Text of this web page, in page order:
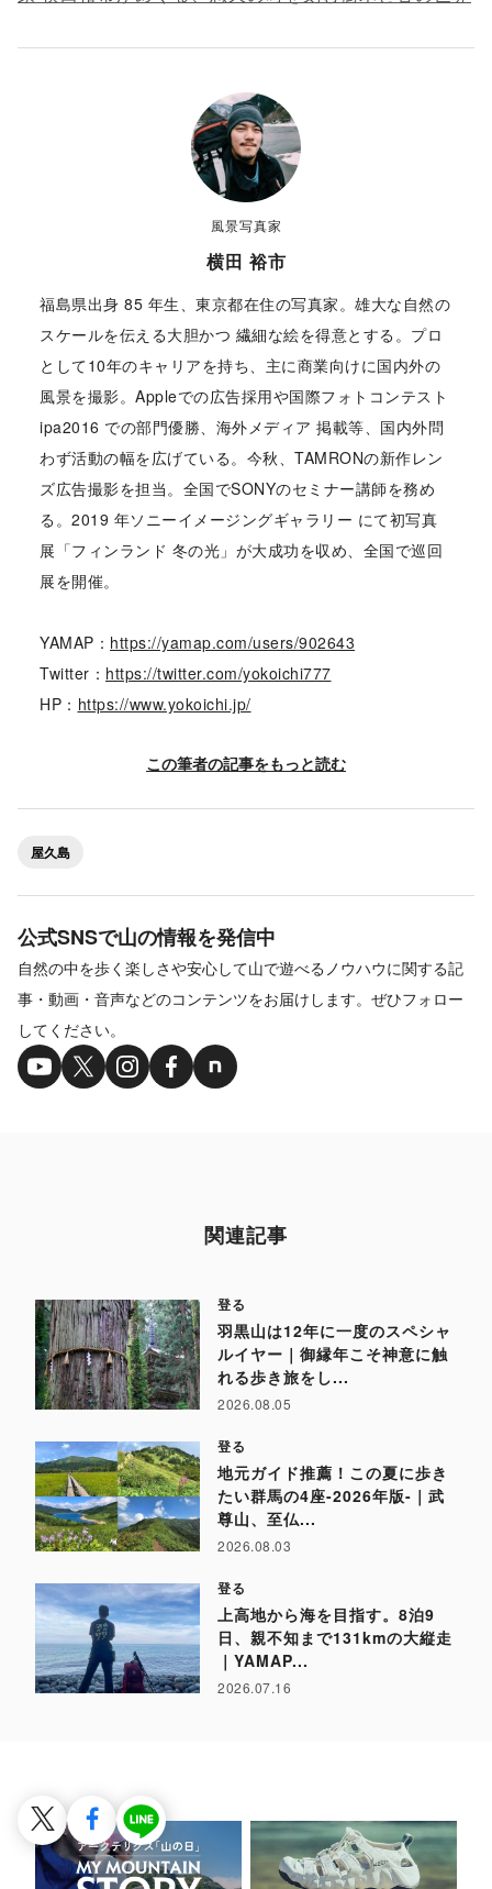
風景写真家
横田 裕市
福島県出身 85 年生、東京都在住の写真家。雄大な自然の
スケールを伝える大胆かつ 繊細な絵を得意とする。プロ
として10年のキャリアを持ち、主に商業向けに国内外の
風景を撮影。Appleでの広告採用や国際フォトコンテスト
ipa2016 での部門優勝、海外メディア 掲載等、国内外問
わず活動の幅を広げている。今秋、TAMRONの新作レン
ズ広告撮影を担当。全国でSONYのセミナー講師を務め
る。2019 年ソニーイメージングギャラリー にて初写真
展「フィンランド 冬の光」が大成功を収め、全国で巡回
展を開催。
YAMAP： https://yamap.com/users/902643
Twitter： https://twitter.com/yokoichi777
HP： https://www.yokoichi.jp/
この筆者の記事をもっと読む
屋久島
公式SNSで山の情報を発信中
自然の中を歩く楽しさや安心して山で遊べるノウハウに関する記
事・動画・音声などのコンテンツをお届けします。ぜひフォロー
してください。
関連記事
登る
羽黒山は12年に一度のスペシャ
ルイヤー｜御縁年こそ神意に触
れる歩き旅をし...
2026.08.05
登る
地元ガイド推薦！この夏に歩き
たい群馬の4座-2026年版-｜武
尊山、至仏...
2026.08.03
登る
上高地から海を目指す。8泊9
日、親不知まで131kmの大縦走
｜YAMAP...
2026.07.16